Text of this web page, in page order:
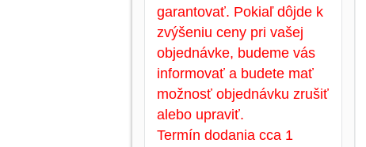
garantovať. Pokiaľ dôjde k
zvýšeniu ceny pri vašej
objednávke, budeme vás
informovať a budete mať
možnosť objednávku zrušiť
alebo upraviť.
Termín dodania cca 1